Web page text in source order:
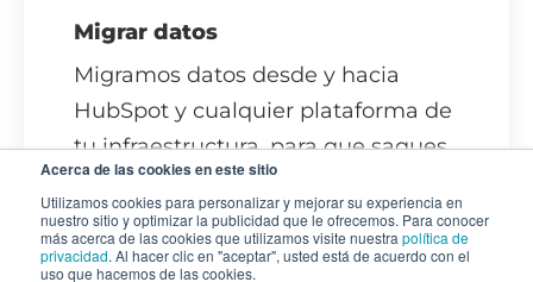
Acerca de las cookies en este sitio
Utilizamos cookies para personalizar y mejorar su experiencia en
nuestro sitio y optimizar la publicidad que le ofrecemos. Para conocer
más acerca de las cookies que utilizamos visite nuestra política de
privacidad. Al hacer clic en "aceptar", usted está de acuerdo con el
uso que hacemos de las cookies.
Migrar datos
Migramos datos desde y hacia
HubSpot y cualquier plataforma de
tu infraestructura, para que saques
el mayor provecho de la
información.